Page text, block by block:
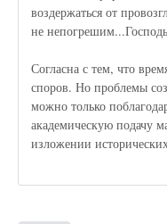
воздержаться от
не
Согласна с тем, что
споров. Но проблемы
можно только
академическую подачу
изложении